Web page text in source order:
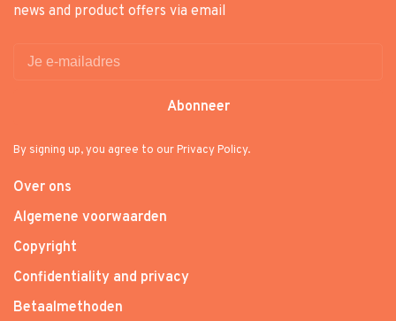
news and product offers via email
Abonneer
By signing up, you agree to our Privacy Policy.
Over ons
Algemene voorwaarden
Copyright
Confidentiality and privacy
Betaalmethoden